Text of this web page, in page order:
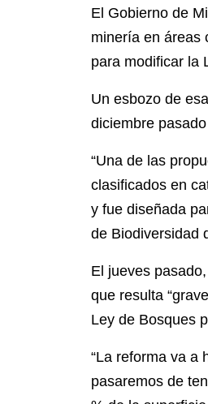
El Gobierno de
minería en áreas
para modificar la
Un esbozo de
diciembre
“Una de las
clasificados en
y fue diseñada
de Biodiversidad
El jueves
que resulta
Ley de Bosques
“La reforma va a
pasaremos de